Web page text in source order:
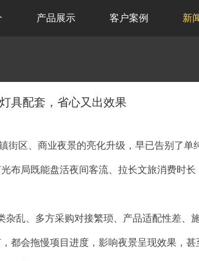
产品展示 客户案例 新
具配套，省心又出效果
区、商业夜景的亮化升级，早已告别了单
布局既能盘活夜间客流、拉长文旅消费时
乱、多方采购对接繁琐、产品适配性差、
会拖慢项目进度，影响夜景呈现效果，甚